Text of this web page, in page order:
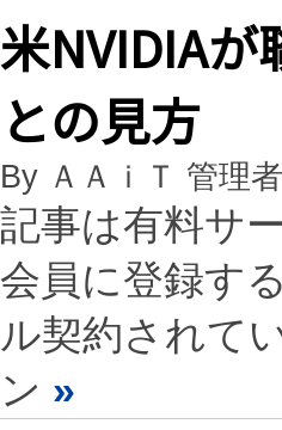
米NVIDIA
との見方
By ＡＡｉＴ 管理者
記事は有料サ
会員に登録す
ル契約されて
ン »